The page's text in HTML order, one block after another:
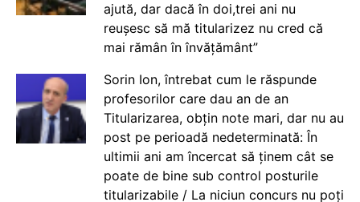
ajută, dar dacă în doi,trei ani nu
reușesc să mă titularizez nu cred că
mai rămân în învățământ”
Sorin Ion, întrebat cum le răspunde
profesorilor care dau an de an
Titularizarea, obțin note mari, dar nu au
post pe perioadă nedeterminată: În
ultimii ani am încercat să ținem cât se
poate de bine sub control posturile
titularizabile / La niciun concurs nu poți